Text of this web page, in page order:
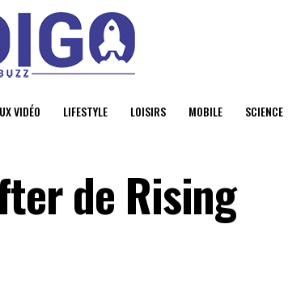
VIDÉO LIFESTYLE LOISIRS MOBILE SCIENCE
de Rising